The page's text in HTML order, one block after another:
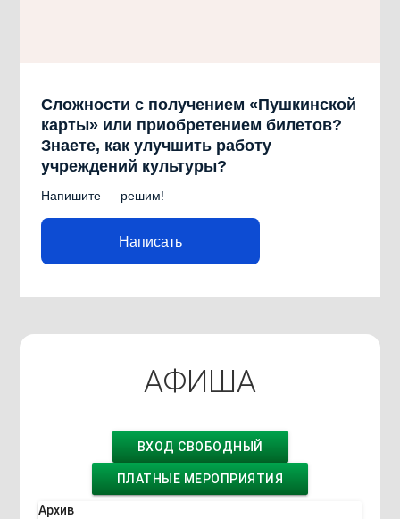
Сложности с получением «Пушкинской
карты» или приобретением билетов?
Знаете, как улучшить работу
учреждений культуры?
Напишите — решим!
Написать
АФИША
ВХОД СВОБОДНЫЙ
ПЛАТНЫЕ МЕРОПРИЯТИЯ
Архив